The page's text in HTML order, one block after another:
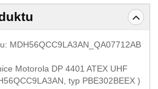
MDH56QCC9LA3AN_QA07712AB
Motorola DP 4401 ATEX UHF
typ PBE302BEEX )